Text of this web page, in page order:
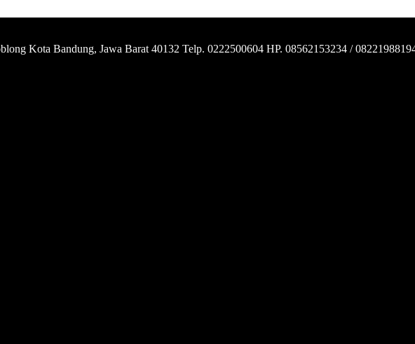
Kota Bandung, Jawa Barat 40132 Telp. 0222500604 HP. 08562153234 /